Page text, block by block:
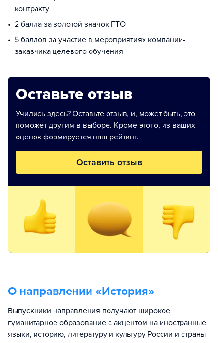
контракту
2 балла за золотой значок ГТО
5 баллов за участие в мероприятиях компании-
заказчика целевого обучения
Оставьте отзыв
Учились здесь? Оставьте отзыв, и, может быть, это
поможет другим в выборе. Кроме этого, из ваших
оценок формируется наш рейтинг.
Оставить отзыв
О направлении «История»
Выпускники направления получают широкое
гуманитарное образование с акцентом на иностранные
языки, историю, литературу и культуру России и страны